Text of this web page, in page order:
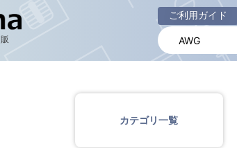
ご利用ガイド
商品一覧ページ
カテゴリ一覧